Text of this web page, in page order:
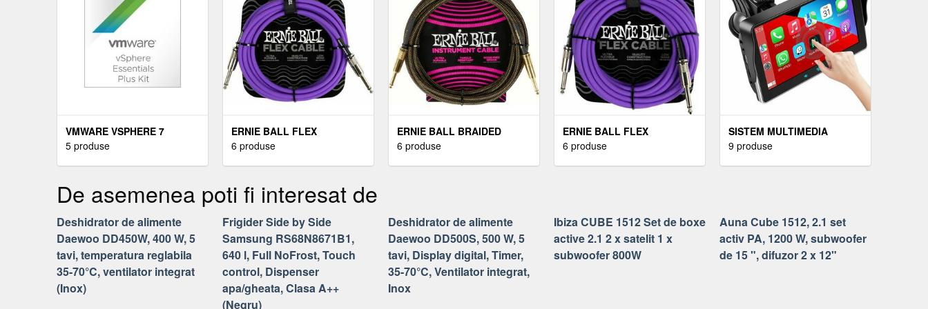
VMWARE VSPHERE 7
ESSENTIALS PLUS KIT FOR
5 produse
ERNIE BALL FLEX
INSTRUMENT CABLE
INSTRUMENT
6 produse
ERNIE BALL BRAIDED
INSTRUMENT CABLE
6 produse
ERNIE BALL FLEX
INSTRUMENT CABLE
6 produse
SISTEM MULTIMEDIA
TECHSTAR® APPLE
NEGRU
9 produse
De asemenea poti fi interesat de
Deshidrator de alimente
Daewoo DD450W, 400 W, 5
tavi, temperatura reglabila
35-70°C, ventilator integrat
(Inox)
Frigider Side by Side
Samsung RS68N8671B1,
640 l, Full NoFrost, Touch
control, Dispenser
apa/gheata, Clasa A++
(Negru)
Deshidrator de alimente
Daewoo DD500S, 500 W, 5
tavi, Display digital, Timer,
35-70°C, Ventilator integrat,
Inox
Ibiza CUBE 1512 Set de boxe
active 2.1 2 x satelit 1 x
subwoofer 800W
Auna Cube 1512, 2.1 set
activ PA, 1200 W, subwoofer
de 15 ", difuzor 2 x 12"